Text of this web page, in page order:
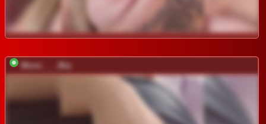
Minni____Mia